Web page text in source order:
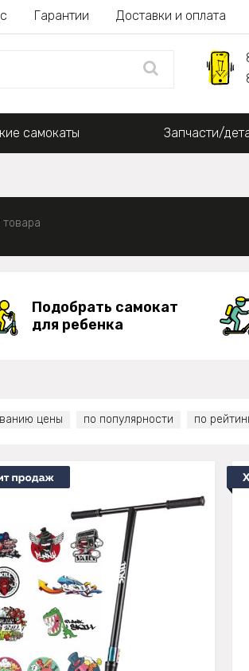
Гарантии Доставки и оплата
самокаты Запчасти/
товара
Подобрать самокат
для ребенка
цены по популярности по